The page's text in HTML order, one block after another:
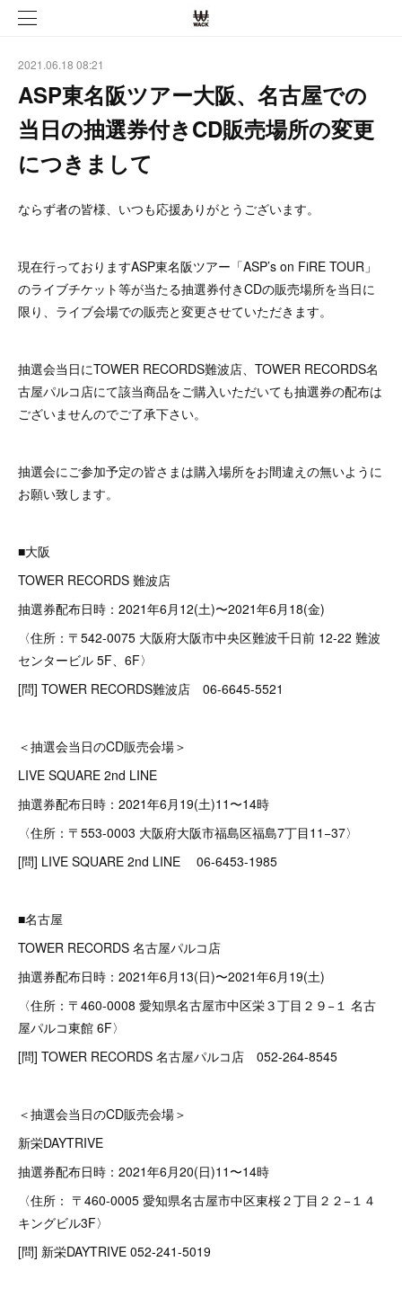
2021.06.18 08:21
ASP東名阪ツアー大阪、名古屋での
当日の抽選券付きCD販売場所の変更
につきまして
ならず者の皆様、いつも応援ありがとうございます。
現在行っておりますASP東名阪ツアー「ASP’s on FiRE TOUR」
のライブチケット等が当たる抽選券付きCDの販売場所を当日に
限り、ライブ会場での販売と変更させていただきます。
抽選会当日にTOWER RECORDS難波店、TOWER RECORDS名
古屋パルコ店にて該当商品をご購入いただいても抽選券の配布は
ございませんのでご了承下さい。
抽選会にご参加予定の皆さまは購入場所をお間違えの無いように
お願い致します。
■大阪
TOWER RECORDS 難波店
抽選券配布日時：2021年6月12(土)〜2021年6月18(金)
〈住所：〒542-0075 大阪府大阪市中央区難波千日前 12-22 難波
センタービル 5F、6F〉
[問] TOWER RECORDS難波店 06-6645-5521
＜抽選会当日のCD販売会場＞
LIVE SQUARE 2nd LINE
抽選券配布日時：2021年6月19(土)11〜14時
〈住所：〒553-0003 大阪府大阪市福島区福島7丁目11−37〉
[問] LIVE SQUARE 2nd LINE 06-6453-1985
■名古屋
TOWER RECORDS 名古屋パルコ店
抽選券配布日時：2021年6月13(日)〜2021年6月19(土)
〈住所：〒460-0008 愛知県名古屋市中区栄３丁目２９−１ 名古
屋パルコ東館 6F〉
[問] TOWER RECORDS 名古屋パルコ店 052-264-8545
＜抽選会当日のCD販売会場＞
新栄DAYTRIVE
抽選券配布日時：2021年6月20(日)11〜14時
〈住所： 〒460-0005 愛知県名古屋市中区東桜２丁目２２−１４
キングビル3F〉
[問] 新栄DAYTRIVE 052-241-5019